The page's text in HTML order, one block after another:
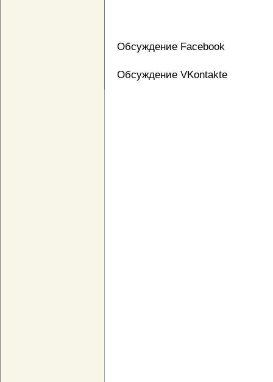
Обсуждение Facebook
Обсуждение VKontakte